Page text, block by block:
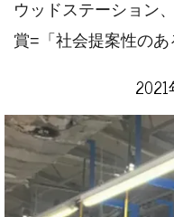
ウッドステーション
賞=「社会提案性の